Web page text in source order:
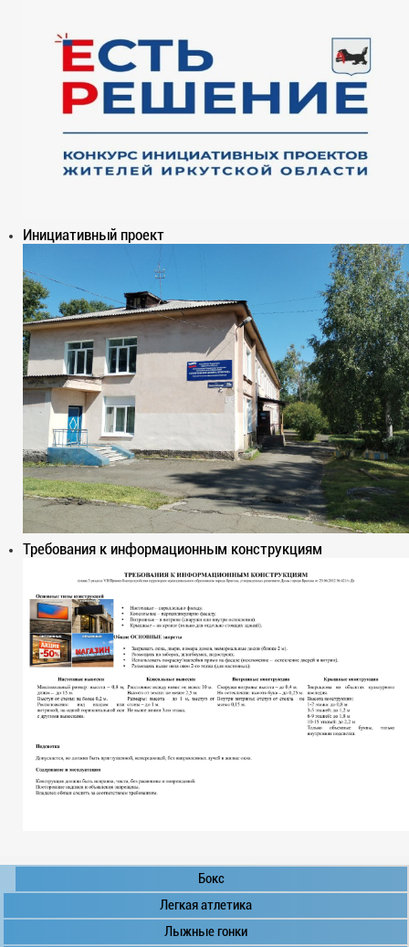
Инициативный проект
Требования к информационным конструкциям
Бокс
Легкая атлетика
Лыжные гонки